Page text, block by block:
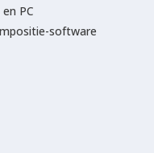
PC
software